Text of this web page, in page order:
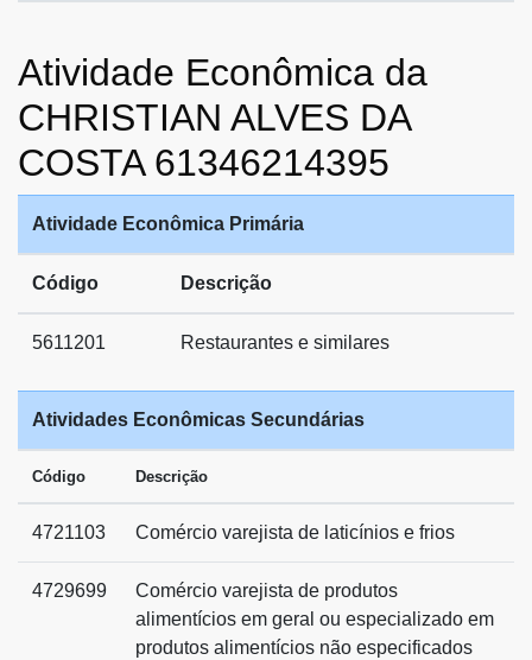
Atividade Econômica da
CHRISTIAN ALVES DA
COSTA 61346214395
Atividade Econômica Primária
Código Descrição
5611201 Restaurantes e similares
Atividades Econômicas Secundárias
Código Descrição
4721103 Comércio varejista de laticínios e frios
4729699
Comércio varejista de produtos
alimentícios em geral ou especializado em
produtos alimentícios não especificados